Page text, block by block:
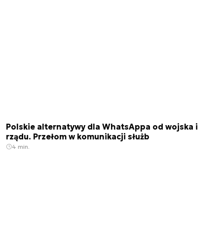
Polskie alternatywy dla WhatsAppa od wojska i
rządu. Przełom w komunikacji służb
4 min.